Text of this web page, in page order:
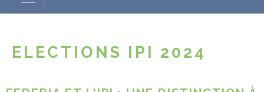
ELECTIONS IPI 2024